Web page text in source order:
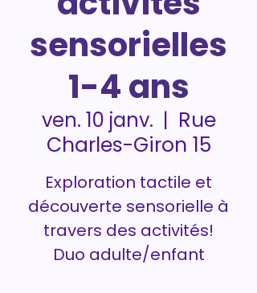
sensorielles
1-4 ans
ven. 10 janv.
  |
Rue
Charles-Giron 15
Exploration tactile et
découverte sensorielle à
travers des activités!
Duo adulte/enfant